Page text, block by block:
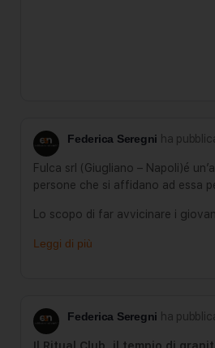
Federica Seregni ha
Fulca srl (Giugliano – Napoli)é
persone che si affidano ad essa
Lo scopo di far avvicinare i
Leggi di più
Federica Seregni ha